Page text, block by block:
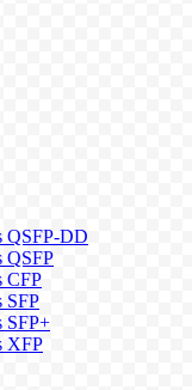
QSFP-DD
QSFP
CFP
SFP
SFP+
XFP